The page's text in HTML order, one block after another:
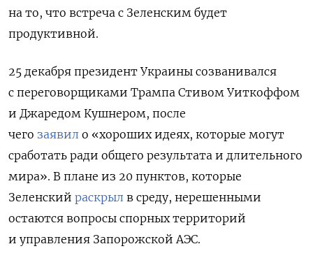
на то, что встреча с Зеленским будет
продуктивной.
25 декабря президент Украины созванивался
с переговорщиками Трампа Стивом Уиткоффом
и Джаредом Кушнером, после
чего заявил о «хороших идеях, которые могут
сработать ради общего результата и длительного
мира». В плане из 20 пунктов, которые
Зеленский раскрыл в среду, нерешенными
остаются вопросы спорных территорий
и управления Запорожской АЭС.